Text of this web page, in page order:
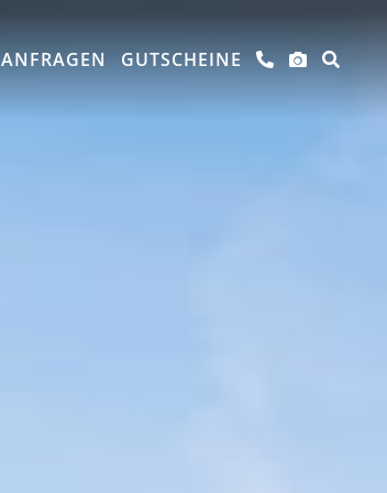
ANFRAGEN GUTSCHEINE